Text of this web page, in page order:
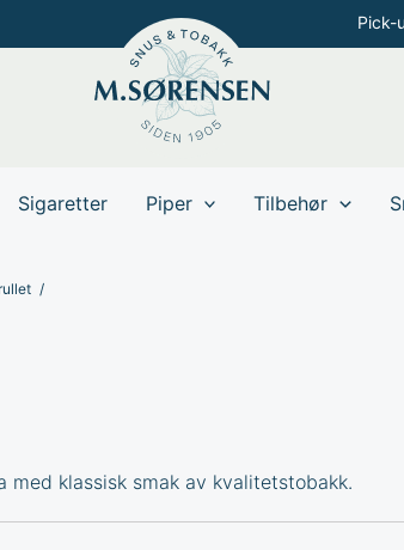
Pick-
Sigaretter Piper Tilbehør
med klassisk smak av kvalitetstobakk.